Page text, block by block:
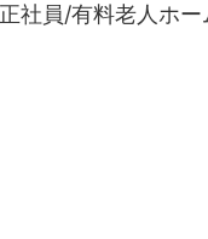
社員/有料老人ホ